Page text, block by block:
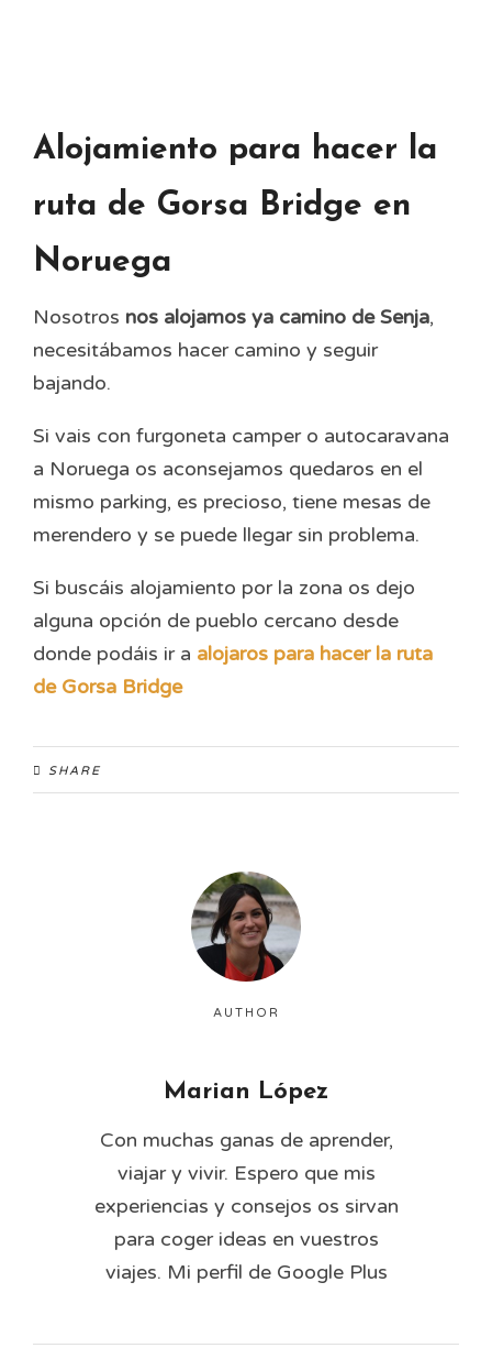
Alojamiento para hacer la
ruta de Gorsa Bridge en
Noruega
Nosotros nos alojamos ya camino de Senja,
necesitábamos hacer camino y seguir
bajando.
Si vais con furgoneta camper o autocaravana
a Noruega os aconsejamos quedaros en el
mismo parking, es precioso, tiene mesas de
merendero y se puede llegar sin problema.
Si buscáis alojamiento por la zona os dejo
alguna opción de pueblo cercano desde
donde podáis ir a alojaros para hacer la ruta
de Gorsa Bridge
SHARE
AUTHOR
Marian López
Con muchas ganas de aprender,
viajar y vivir. Espero que mis
experiencias y consejos os sirvan
para coger ideas en vuestros
viajes. Mi perfil de Google Plus